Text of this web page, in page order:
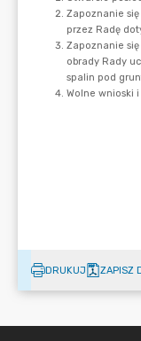
DRUKUJ ZAPISZ